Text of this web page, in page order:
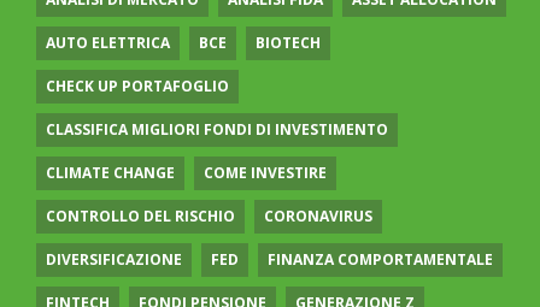
AUTO ELETTRICA BCE BIOTECH
CHECK UP PORTAFOGLIO
CLASSIFICA MIGLIORI FONDI DI INVESTIMENTO
CLIMATE CHANGE COME INVESTIRE
CONTROLLO DEL RISCHIO CORONAVIRUS
DIVERSIFICAZIONE FED FINANZA COMPORTAMENTALE